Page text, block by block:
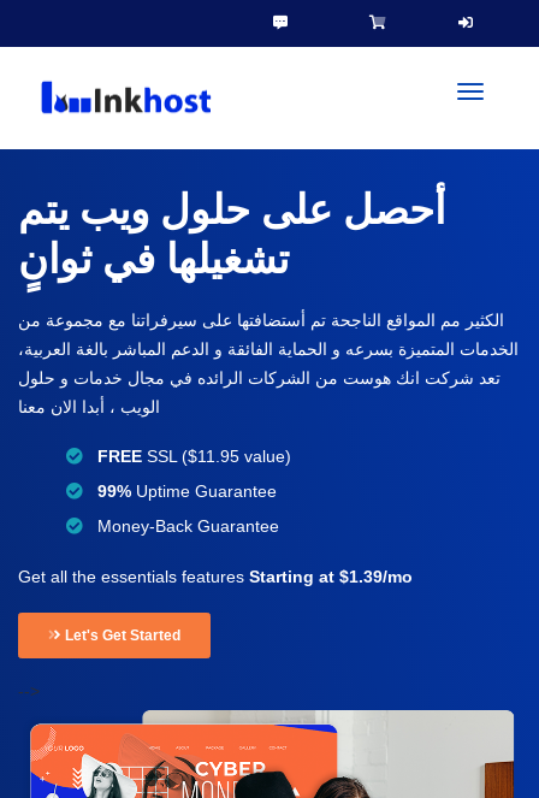
أحصل على حلول ويب يتم
تشغيلها في ثوانٍ
الكثير مم المواقع الناجحة تم أستضافتها على سيرفراتنا مع مجموعة من
الخدمات المتميزة بسرعه و الحماية الفائقة و الدعم المباشر بالغة العربية،
تعد شركت انك هوست من الشركات الرائده في مجال خدمات و حلول
الويب ، أبدا الان معنا
FREE SSL ($11.95 value)
99% Uptime Guarantee
Money-Back Guarantee
Get all the essentials features Starting at $1.39/mo
Let's Get Started
-->